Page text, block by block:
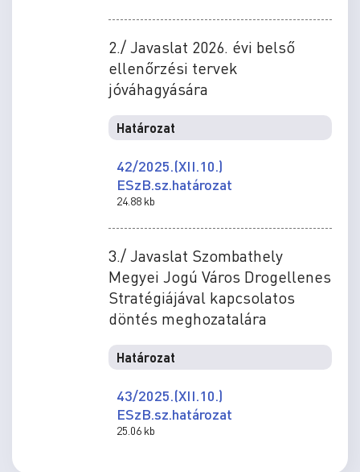
2./ Javaslat 2026. évi belső
ellenőrzési tervek
jóváhagyására
Határozat
42/2025.(XII.10.)
ESzB.sz.határozat
24.88 kb
3./ Javaslat Szombathely
Megyei Jogú Város Drogellenes
Stratégiájával kapcsolatos
döntés meghozatalára
Határozat
43/2025.(XII.10.)
ESzB.sz.határozat
25.06 kb